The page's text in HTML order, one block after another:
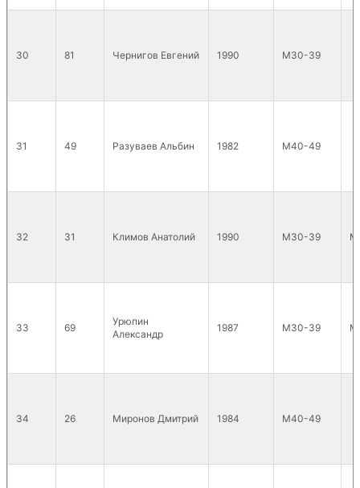
30 81 Чернигов Евгений 1990 М30-39
31 49 Разуваев Альбин 1982 М40-49
32 31 Климов Анатолий 1990 М30-39
33 69
Урюпин
Александр
1987 М30-39
34 26 Миронов Дмитрий 1984 М40-49